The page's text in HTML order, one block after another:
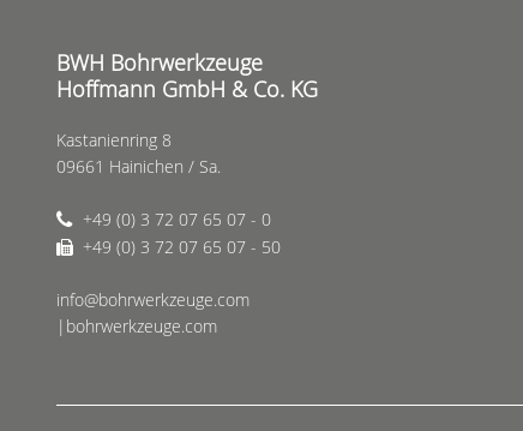
BWH Bohrwerkzeuge
Hoffmann GmbH & Co. KG
Kastanienring 8
09661 Hainichen / Sa.
+49 (0) 3 72 07 65 07 - 0
+49 (0) 3 72 07 65 07 - 50
info@bohrwerkzeuge.com
|bohrwerkzeuge.com